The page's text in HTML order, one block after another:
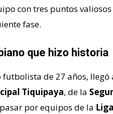
con tres puntos
fase.
que hizo historia
futbolista de 27 años, llegó
Tiquipaya, de la
por equipos de la